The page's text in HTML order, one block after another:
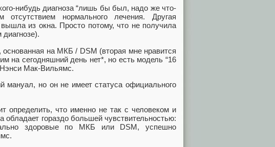
нибудь диагноза “лишь бы был, надо же что-
отсутствием нормального лечения. Другая
из окна. Просто потому, что не получила
основанная на МКБ / DSM (вторая мне нравится
на сегодняшний день нет*, но есть модель “16
Нэнси Мак-Вильямс.
мануал, но он не имеет статуса официального
определить, что именно не так с человеком и
обладает гораздо большей чувствительностью:
здоровые по МКБ или DSM, успешно